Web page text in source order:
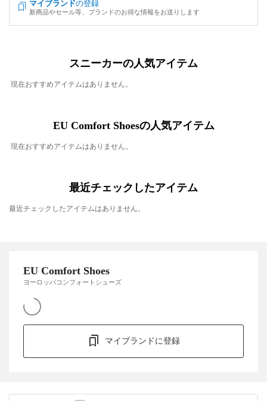
マイブランドの登録
新商品やセール等、ブランドのお得な情報をお送りします
スニーカーの人気アイテム
現在おすすめアイテムはありません。
EU Comfort Shoesの人気アイテム
現在おすすめアイテムはありません。
最近チェックしたアイテム
最近チェックしたアイテムはありません。
EU Comfort Shoes
ヨーロッパコンフォートシューズ
マイブランドに登録